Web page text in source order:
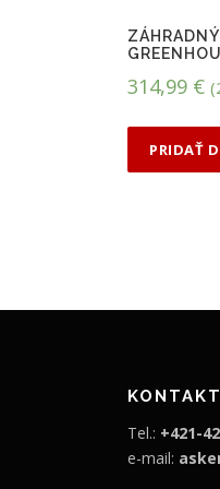
314,99 € (
PRIDAŤ
KONTAKT
Tel.: +421-
e-mail: